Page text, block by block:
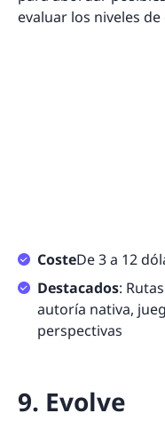
evaluar los niveles
CosteDe 3 a 12
Destacados:
autoría nativa,
perspectivas
9. Evolve